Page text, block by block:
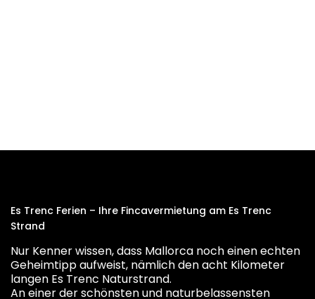
Es Trenc Ferien – Ihre Fincavermietung am Es Trenc
Strand
Nur Kenner wissen, dass Mallorca noch einen echten
Geheimtipp aufweist, nämlich den acht Kilometer
langen Es Trenc Naturstrand.
An einer der schönsten und naturbelassensten